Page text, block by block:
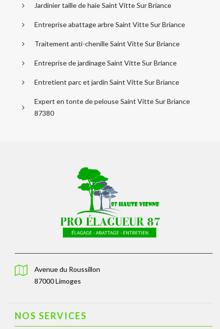
Jardinier taille de haie Saint Vitte Sur Briance
Entreprise abattage arbre Saint Vitte Sur Briance
Traitement anti-chenille Saint Vitte Sur Briance
Entreprise de jardinage Saint Vitte Sur Briance
Entretient parc et jardin Saint Vitte Sur Briance
Expert en tonte de pelouse Saint Vitte Sur Briance
87380
Avenue du Roussillon
87000 Limoges
NOS SERVICES